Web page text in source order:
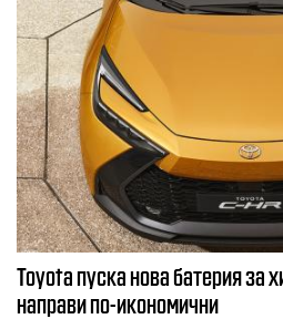
Toyota пуска нова батерия за
направи по-икономични